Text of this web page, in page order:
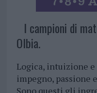
I campioni di
Olbia.
Logica, intuizione
impegno, passione